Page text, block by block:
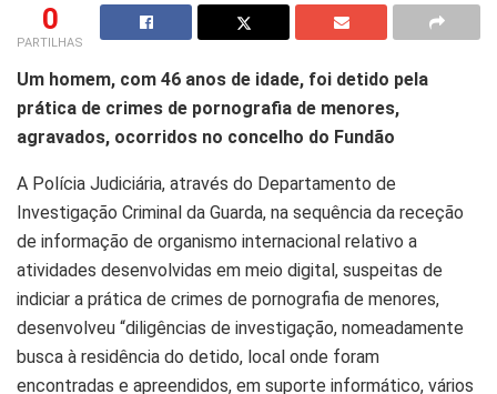
0
PARTILHAS
Um homem, com 46 anos de idade, foi detido pela
prática de crimes de pornografia de menores,
agravados, ocorridos no concelho do Fundão
A Polícia Judiciária, através do Departamento de
Investigação Criminal da Guarda, na sequência da receção
de informação de organismo internacional relativo a
atividades desenvolvidas em meio digital, suspeitas de
indiciar a prática de crimes de pornografia de menores,
desenvolveu “diligências de investigação, nomeadamente
busca à residência do detido, local onde foram
encontradas e apreendidos, em suporte informático, vários